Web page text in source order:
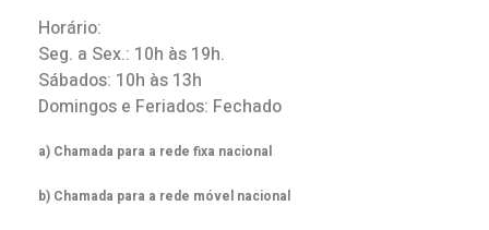
Horário:
Seg. a Sex.: 10h às 19h.
Sábados: 10h às 13h
Domingos e Feriados: Fechado
a) Chamada para a rede fixa nacional
b) Chamada para a rede móvel nacional